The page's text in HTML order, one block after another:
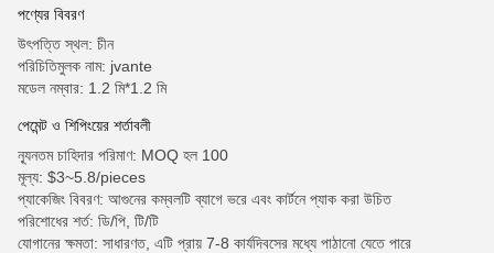
পণ্যের বিবরণ
উৎপত্তি স্থল: চীন
পরিচিতিমুলক নাম: jvante
মডেল নম্বার: 1.2 মি*1.2 মি
পেমেন্ট ও শিপিংয়ের শর্তাবলী
ন্যূনতম চাহিদার পরিমাণ: MOQ হল 100
মূল্য: $3~5.8/pieces
প্যাকেজিং বিবরণ: আগুনের কম্বলটি ব্যাগে ভরে এবং কার্টনে প্যাক করা উচিত
পরিশোধের শর্ত: ডি/পি, টি/টি
যোগানের ক্ষমতা: সাধারণত, এটি প্রায় 7-8 কার্যদিবসের মধ্যে পাঠানো যেতে পারে